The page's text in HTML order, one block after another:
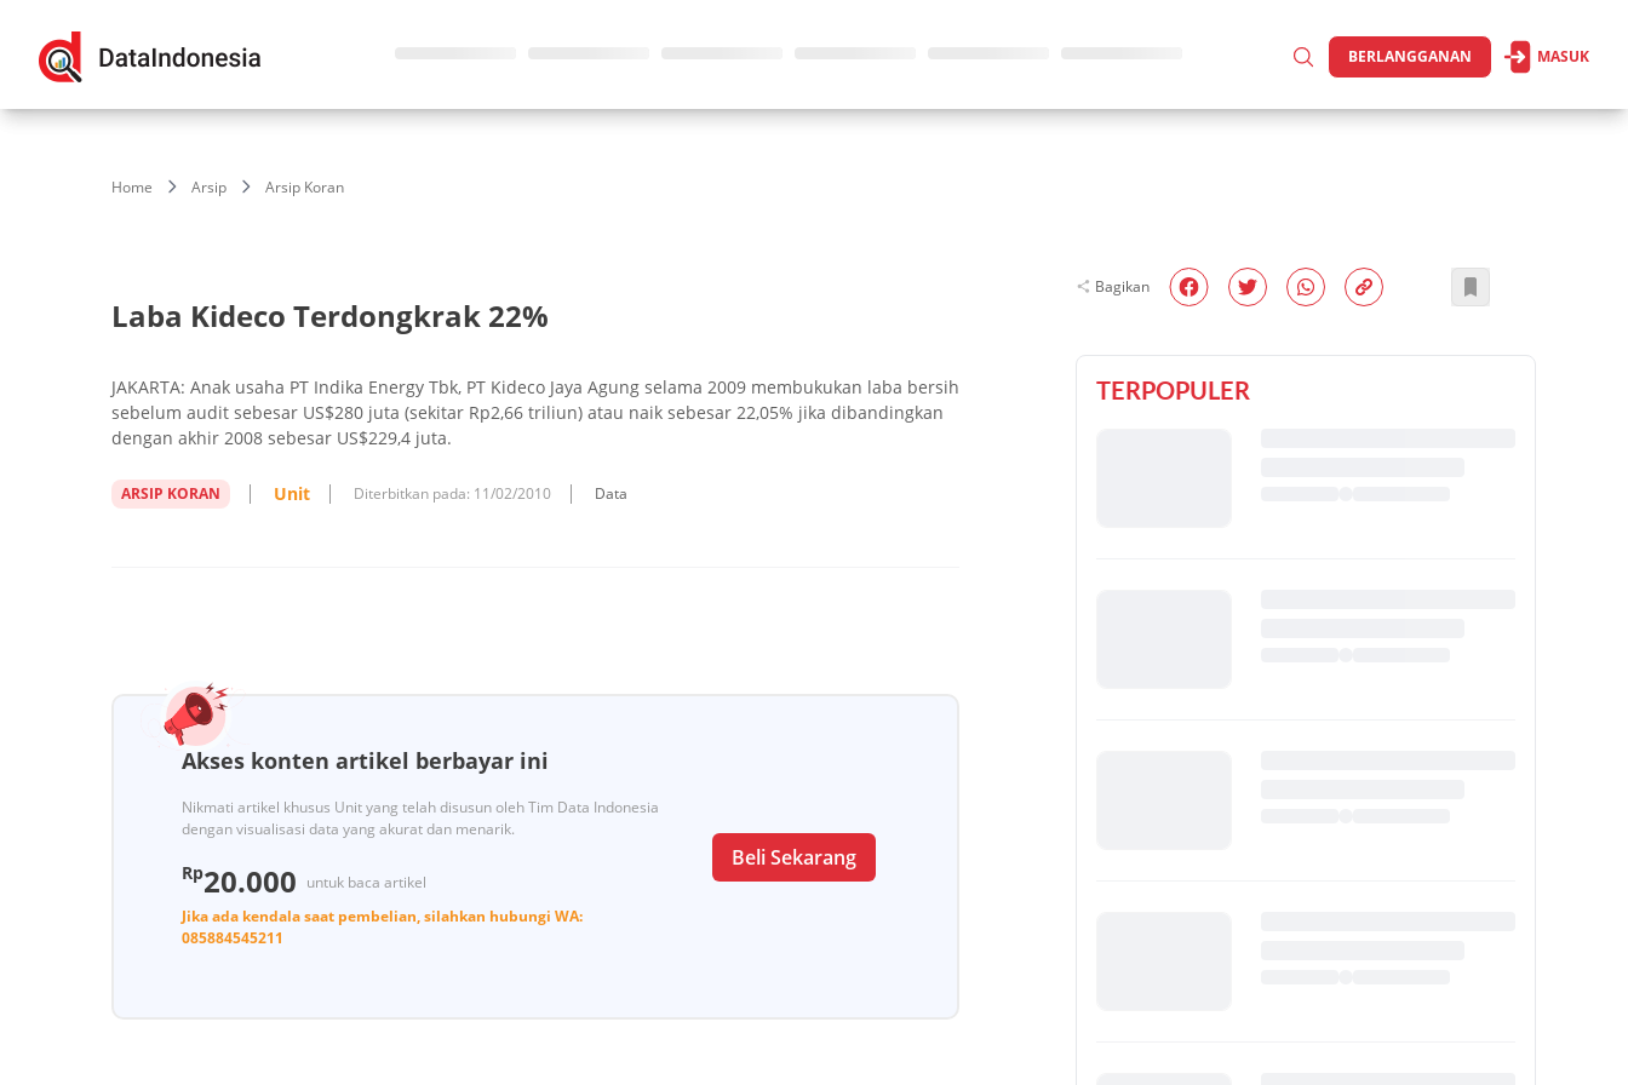
BERLANGGANAN MASUK
Home Arsip Arsip Koran
Laba Kideco Terdongkrak 22%
JAKARTA: Anak usaha PT Indika Energy Tbk, PT Kideco Jaya Agung selama 2009 membukukan laba bersih
sebelum audit sebesar US$280 juta (sekitar Rp2,66 triliun) atau naik sebesar 22,05% jika dibandingkan
dengan akhir 2008 sebesar US$229,4 juta.
ARSIP KORAN Unit Diterbitkan pada: 11/02/2010 Data
Akses konten artikel berbayar ini
Nikmati artikel khusus Unit yang telah disusun oleh Tim Data Indonesia
dengan visualisasi data yang akurat dan menarik.
Rp20.000 untuk baca artikel
Jika ada kendala saat pembelian, silahkan hubungi WA:
085884545211
Beli Sekarang
Bagikan
TERPOPULER